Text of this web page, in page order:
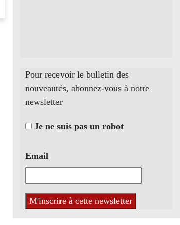
Pour recevoir le bulletin des
nouveautés, abonnez-vous à notre
newsletter
Je ne suis pas un robot
Email